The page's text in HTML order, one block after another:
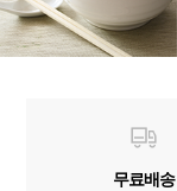
무료배송